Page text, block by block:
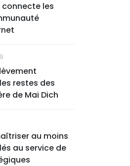
connecte les
restes des
de Mai Dich
au moins
au service de